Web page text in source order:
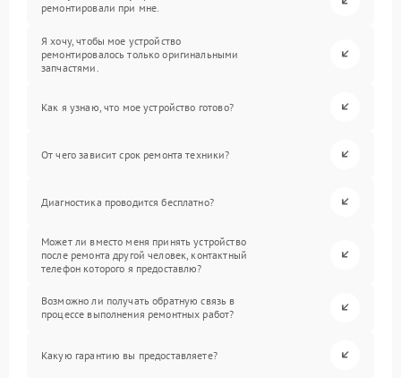
ремонтировали при мне.
Я хочу, чтобы мое устройство
ремонтировалось только оригинальными
запчастями.
Как я узнаю, что мое устройство готово?
От чего зависит срок ремонта техники?
Диагностика проводится бесплатно?
Может ли вместо меня принять устройство
после ремонта другой человек, контактный
телефон которого я предоставлю?
Возможно ли получать обратную связь в
процессе выполнения ремонтных работ?
Какую гарантию вы предоставляете?